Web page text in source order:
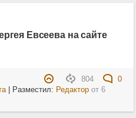
Евсеева на сайте
804
0
| Разместил: Редакторот 6